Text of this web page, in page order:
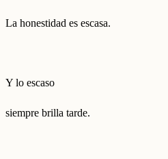
La honestidad es escasa.
Y lo escaso
siempre brilla tarde.